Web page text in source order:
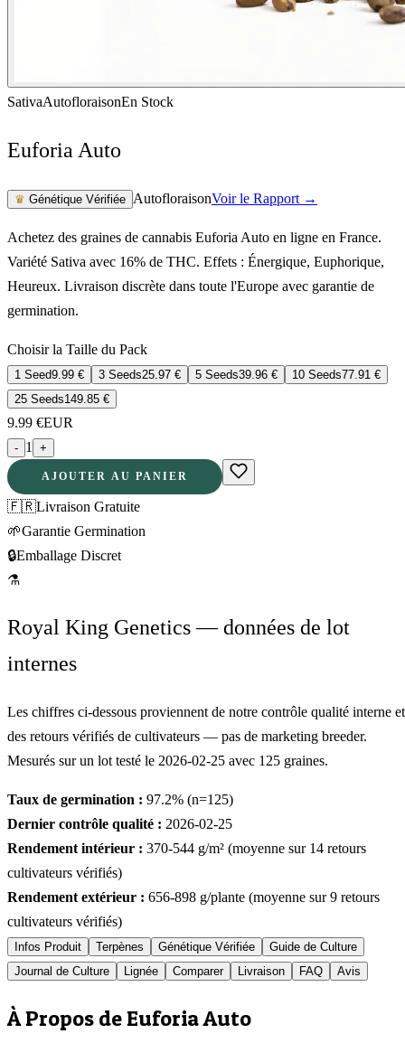
SativaAutofloraisonEn Stock
Euforia Auto
♛ Génétique Vérifiée AutofloraisonVoir le Rapport →
Achetez des graines de cannabis Euforia Auto en ligne en France.
Variété Sativa avec 16% de THC. Effets : Énergique, Euphorique,
Heureux. Livraison discrète dans toute l'Europe avec garantie de
germination.
Choisir la Taille du Pack
1 Seed9.99 € 3 Seeds25.97 € 5 Seeds39.96 € 10 Seeds77.91 €
25 Seeds149.85 €
9.99 €EUR
- 1 +
AJOUTER AU PANIER
🇫🇷Livraison Gratuite
🌱Garantie Germination
🔒Emballage Discret
⚗
Royal King Genetics — données de lot
internes
Les chiffres ci-dessous proviennent de notre contrôle qualité interne et
des retours vérifiés de cultivateurs — pas de marketing breeder.
Mesurés sur un lot testé le 2026-02-25 avec 125 graines.
Taux de germination : 97.2% (n=125)
Dernier contrôle qualité : 2026-02-25
Rendement intérieur : 370-544 g/m² (moyenne sur 14 retours
cultivateurs vérifiés)
Rendement extérieur : 656-898 g/plante (moyenne sur9 retours
cultivateurs vérifiés)
Infos Produit Terpènes Génétique Vérifiée
Guide de Culture
Journal de Culture
Lignée Comparer Livraison FAQ Avis
À Propos de Euforia Auto